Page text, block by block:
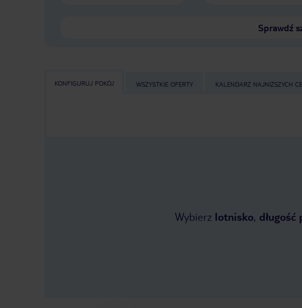
Sprawdź
KONFIGURUJ POKÓJ WSZYSTKIE OFERTY KALENDARZ NAJNIŻSZYCH
Wybierz lotnisko,